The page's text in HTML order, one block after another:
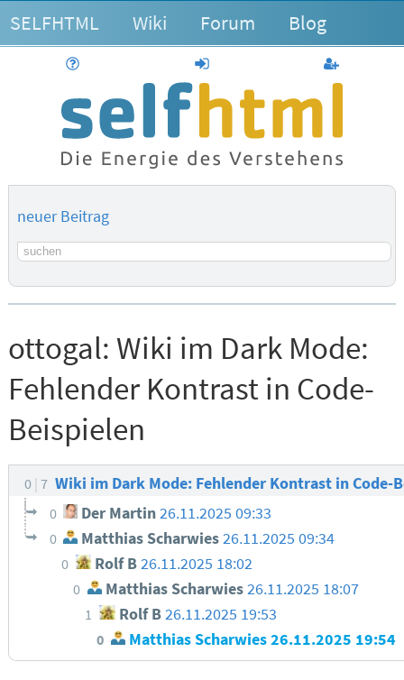
SELFHTML Wiki Forum Blog
anmelden
neuer Beitrag
Suchbegriff
ottogal: Wiki im Dark Mode:
Fehlender Kontrast in Code-
Beispielen
0 7 Wiki im Dark Mode: Fehlender Kontrast in Code-
0 Der Martin26.11.2025 09:33
0 Matthias Scharwies26.11.2025 09:34
0 Rolf B26.11.2025 18:02
0 Matthias Scharwies26.11.2025 18:07
1 Rolf B26.11.2025 19:53
0 Matthias Scharwies26.11.2025 19:54